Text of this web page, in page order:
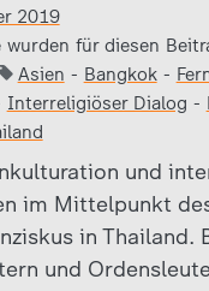
2019
wurden für diesen
Asien - Bangkok-
Interreligiöser Dialog -
und
im Mittelpunkt
in Thailand.
und